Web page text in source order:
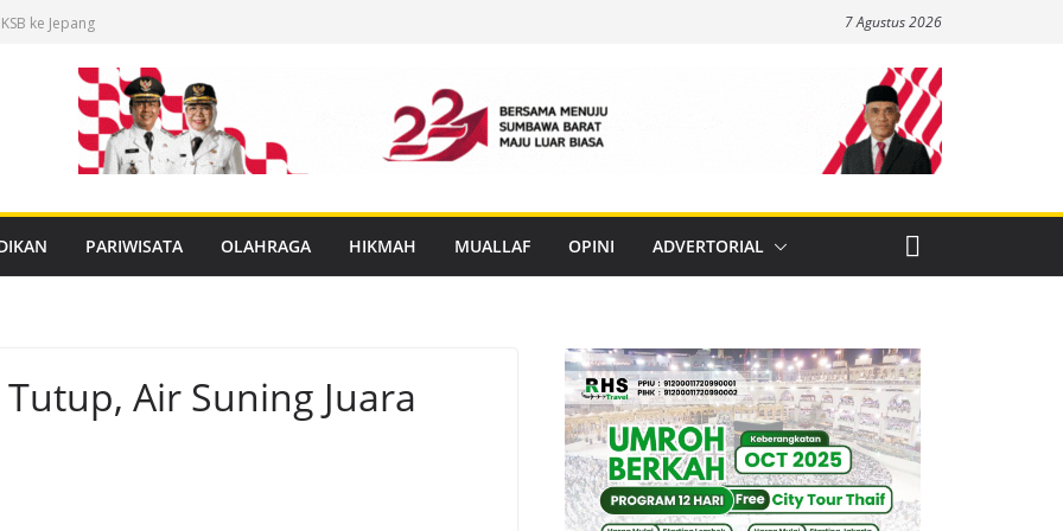
ke Jepang
Rabies
PBG Gratis
Distribusi
7 Agustus 2026
PARIWISATA OLAHRAGA HIKMAH MUALLAF OPINI ADVERTORIAL
Air Suning Juara